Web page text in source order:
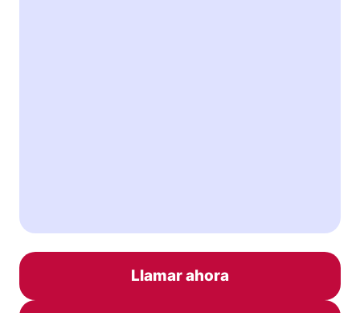
Llamar ahora